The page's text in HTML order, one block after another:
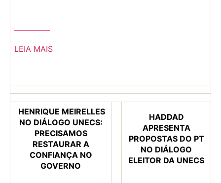
————–
LEIA MAIS
HENRIQUE MEIRELLES
NO DIÁLOGO UNECS:
PRECISAMOS
RESTAURAR A
CONFIANÇA NO
GOVERNO
HADDAD
APRESENTA
PROPOSTAS DO PT
NO DIÁLOGO
ELEITOR DA UNECS